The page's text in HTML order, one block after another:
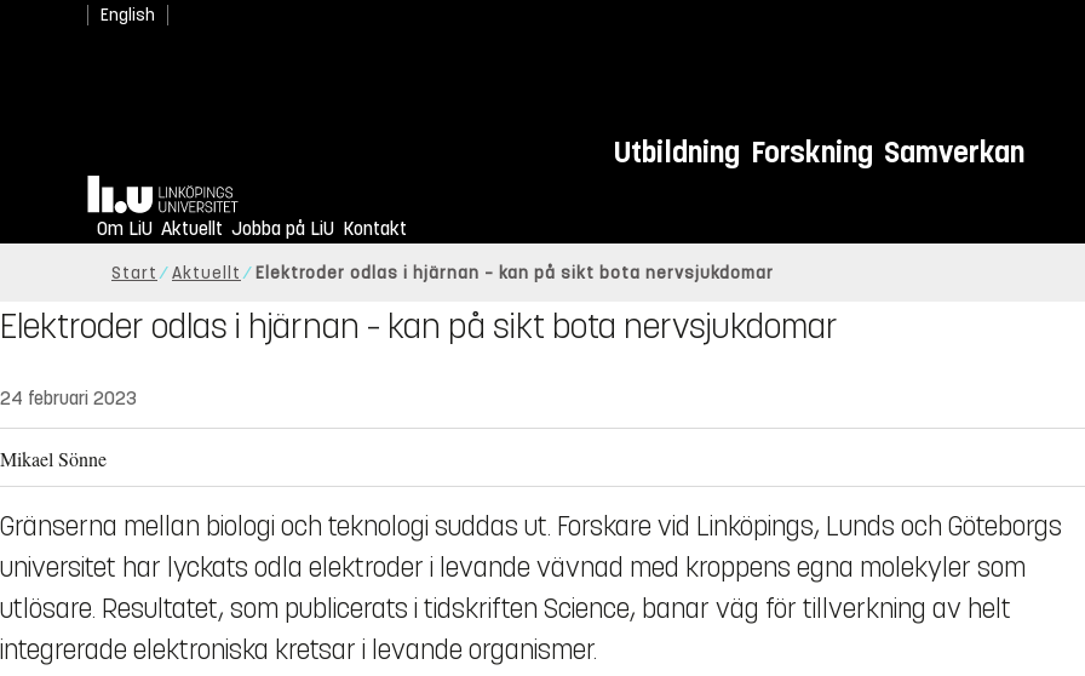
English
Utbildning Forskning Samverkan
Hem
Om LiU Aktuellt Jobba på LiU Kontakt
Start Aktuellt Elektroder odlas i hjärnan – kan på sikt bota nervsjukdomar
Elektroder odlas i hjärnan – kan på sikt bota nervsjukdomar
24 februari 2023
Mikael Sönne
Gränserna mellan biologi och teknologi suddas ut. Forskare vid Linköpings, Lunds och Göteborgs
universitet har lyckats odla elektroder i levande vävnad med kroppens egna molekyler som
utlösare. Resultatet, som publicerats i tidskriften Science, banar väg för tillverkning av helt
integrerade elektroniska kretsar i levande organismer.